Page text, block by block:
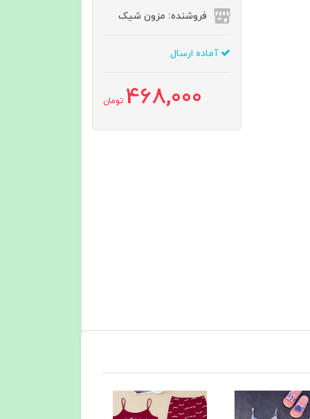
فروشنده: مزون شیک
آماده ارسال
468,000 تومان